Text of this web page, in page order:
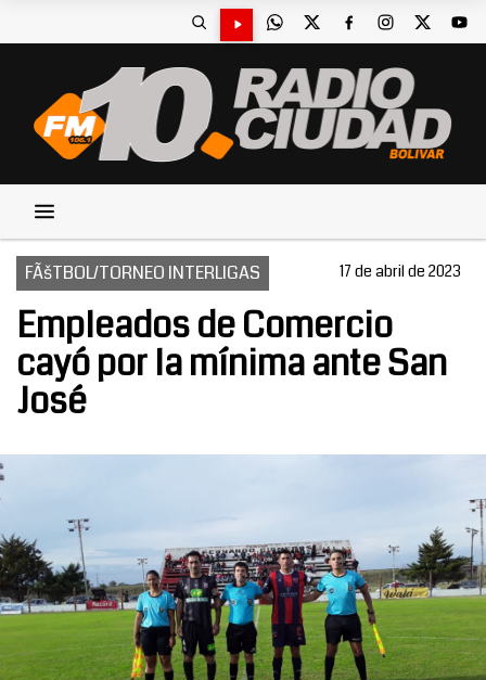
FÃšTBOL/TORNEO INTERLIGAS 17 de abril de 2023
Empleados de Comercio
cayó por la mínima ante San
José